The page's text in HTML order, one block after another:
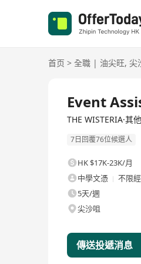
首页 > 全職 | 油尖旺, 尖
Event
THE WISTERIA·其他
7日回覆76位候選人
HK $17K-23K/月
中學文憑
不限
5天/週
尖沙咀
傳送投遞消息